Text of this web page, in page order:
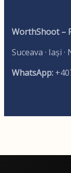
WorthShoot –
Suceava · Iași
WhatsApp: